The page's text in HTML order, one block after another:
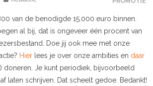
van de benodigde 15.000 euro binnen.
al bij, dat is ongeveer één procent van
Doe jij ook mee met onze
Hierlees je over onze ambities en daar
doneren. Je kunt periodiek, bijvoorbeeld
laten schrijven. Dat scheelt gedoe. Bedankt!